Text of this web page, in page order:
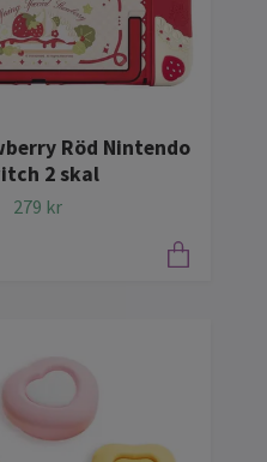
Röd Nintendo
2 skal
279 kr